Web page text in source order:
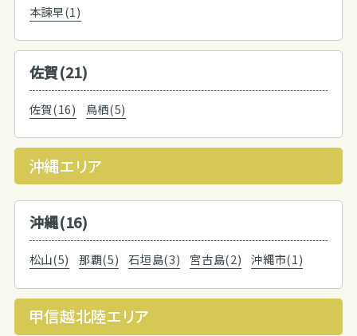
本諫早(1)
佐賀(21)
佐賀(16) 鳥栖(5)
沖縄エリア
沖縄(16)
松山(5) 那覇(5) 石垣島(3) 宮古島(2) 沖縄市(1)
甲信越北陸エリア